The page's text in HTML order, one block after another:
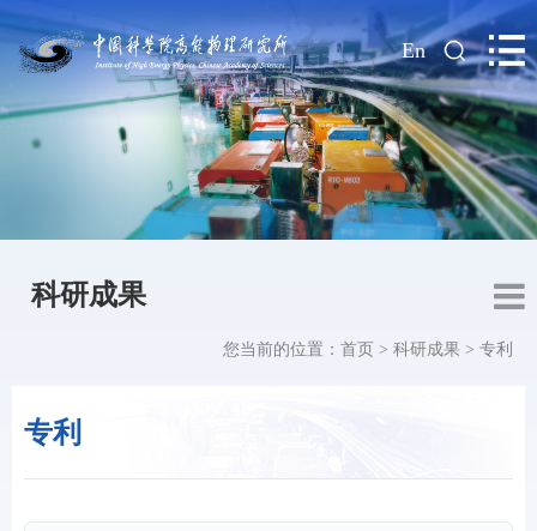
| En
科研成果
专利
您当前的位置： 首页 > 科研成果 > 专利